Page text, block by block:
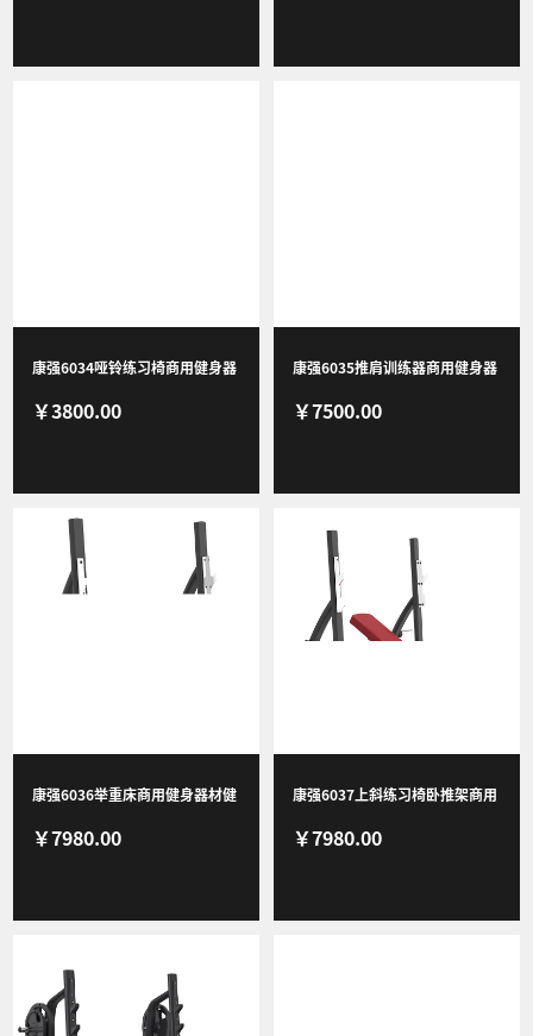
康强6034哑铃练习椅商用健身器
材健身房团购综合训练器
￥3800.00
康强6035推肩训练器商用健身器
材健身房团购综合训练器
￥7500.00
康强6036举重床商用健身器材健
身房团购综合训练器
￥7980.00
康强6037上斜练习椅卧推架商用
健身器材健身房团购综合训练器
￥7980.00